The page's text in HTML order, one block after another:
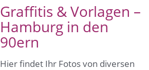
Graffitis & Vorlagen –
Hamburg in den
90ern
Hier findet Ihr Fotos von diversen